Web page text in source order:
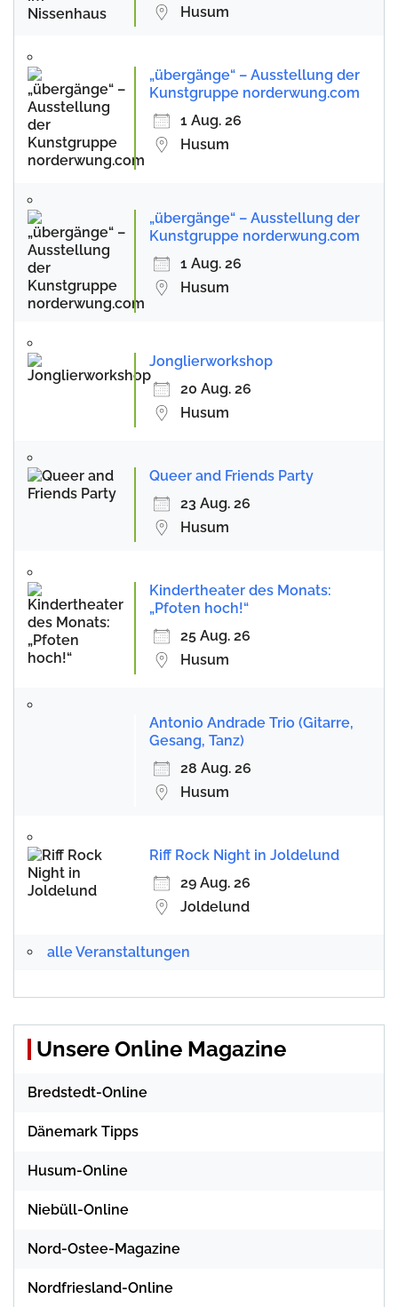
Husum
„übergänge“ – Ausstellung der
Kunstgruppe norderwung.com
1 Aug. 26
Husum
„übergänge“ – Ausstellung der
Kunstgruppe norderwung.com
1 Aug. 26
Husum
Jonglierworkshop
20 Aug. 26
Husum
Queer and Friends Party
23 Aug. 26
Husum
Kindertheater des Monats:
„Pfoten hoch!“
25 Aug. 26
Husum
Antonio Andrade Trio (Gitarre,
Gesang, Tanz)
28 Aug. 26
Husum
Riff Rock Night in Joldelund
29 Aug. 26
Joldelund
alle Veranstaltungen
Unsere Online Magazine
Bredstedt-Online
Dänemark Tipps
Husum-Online
Niebüll-Online
Nord-Ostee-Magazine
Nordfriesland-Online